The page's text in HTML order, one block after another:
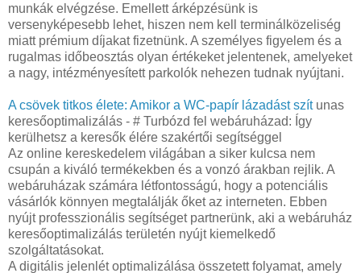
munkák elvégzése. Emellett árképzésünk is
versenyképesebb lehet, hiszen nem kell terminálközeliség
miatt prémium díjakat fizetnünk. A személyes figyelem és a
rugalmas időbeosztás olyan értékeket jelentenek, amelyeket
a nagy, intézményesített parkolók nehezen tudnak nyújtani.
A csövek titkos élete: Amikor a WC-papír lázadást szítunas
keresőoptimalizálás - # Turbózd fel webáruházad: Így
kerülhetsz a keresők élére szakértői segítséggel
Az online kereskedelem világában a siker kulcsa nem
csupán a kiváló termékekben és a vonzó árakban rejlik. A
webáruházak számára létfontosságú, hogy a potenciális
vásárlók könnyen megtalálják őket az interneten. Ebben
nyújt professzionális segítséget partnerünk, aki a webáruház
keresőoptimalizálás területén nyújt kiemelkedő
szolgáltatásokat.
A digitális jelenlét optimalizálása összetett folyamat, amely